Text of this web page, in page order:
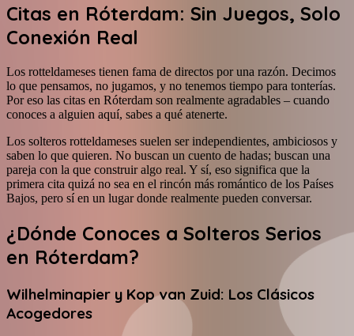
Citas en Róterdam: Sin Juegos, Solo
Conexión Real
Los rotteldameses tienen fama de directos por una razón. Decimos
lo que pensamos, no jugamos, y no tenemos tiempo para tonterías.
Por eso las citas en Róterdam son realmente agradables – cuando
conoces a alguien aquí, sabes a qué atenerte.
Los solteros rotteldameses suelen ser independientes, ambiciosos y
saben lo que quieren. No buscan un cuento de hadas; buscan una
pareja con la que construir algo real. Y sí, eso significa que la
primera cita quizá no sea en el rincón más romántico de los Países
Bajos, pero sí en un lugar donde realmente pueden conversar.
¿Dónde Conoces a Solteros Serios
en Róterdam?
Wilhelminapier y Kop van Zuid: Los Clásicos
Acogedores